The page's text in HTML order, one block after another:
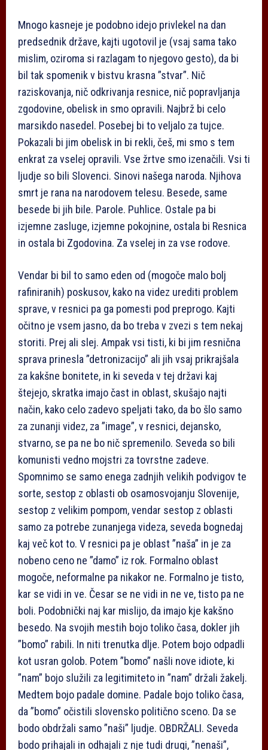
Mnogo kasneje je podobno idejo privlekel na dan
predsednik države, kajti ugotovil je (vsaj sama tako
mislim, oziroma si razlagam to njegovo gesto), da bi
bil tak spomenik v bistvu krasna ”stvar”. Nič
raziskovanja, nič odkrivanja resnice, nič popravljanja
zgodovine, obelisk in smo opravili. Najbrž bi celo
marsikdo nasedel. Posebej bi to veljalo za tujce.
Pokazali bi jim obelisk in bi rekli, češ, mi smo s tem
enkrat za vselej opravili. Vse žrtve smo izenačili. Vsi ti
ljudje so bili Slovenci. Sinovi našega naroda. Njihova
smrt je rana na narodovem telesu. Besede, same
besede bi jih bile. Parole. Puhlice. Ostale pa bi
izjemne zasluge, izjemne pokojnine, ostala bi Resnica
in ostala bi Zgodovina. Za vselej in za vse rodove.
Vendar bi bil to samo eden od (mogoče malo bolj
rafiniranih) poskusov, kako na videz urediti problem
sprave, v resnici pa ga pomesti pod preprogo. Kajti
očitno je vsem jasno, da bo treba v zvezi s tem nekaj
storiti. Prej ali slej. Ampak vsi tisti, ki bi jim resnična
sprava prinesla ”detronizacijo” ali jih vsaj prikrajšala
za kakšne bonitete, in ki seveda v tej državi kaj
štejejo, skratka imajo čast in oblast, skušajo najti
način, kako celo zadevo speljati tako, da bo šlo samo
za zunanji videz, za ”image”, v resnici, dejansko,
stvarno, se pa ne bo nič spremenilo. Seveda so bili
komunisti vedno mojstri za tovrstne zadeve.
Spomnimo se samo enega zadnjih velikih podvigov te
sorte, sestop z oblasti ob osamosvojanju Slovenije,
sestop z velikim pompom, vendar sestop z oblasti
samo za potrebe zunanjega videza, seveda bognedaj
kaj več kot to. V resnici pa je oblast ”naša” in je za
nobeno ceno ne ”damo” iz rok. Formalno oblast
mogoče, neformalne pa nikakor ne. Formalno je tisto,
kar se vidi in ve. Česar se ne vidi in ne ve, tisto pa ne
boli. Podobnički naj kar mislijo, da imajo kje kakšno
besedo. Na svojih mestih bojo toliko časa, dokler jih
”bomo” rabili. In niti trenutka dlje. Potem bojo odpadli
kot usran golob. Potem ”bomo” našli nove idiote, ki
”nam” bojo služili za legitimiteto in ”nam” držali žakelj.
Medtem bojo padale domine. Padale bojo toliko časa,
da ”bomo” očistili slovensko politično sceno. Da se
bodo obdržali samo ”naši” ljudje. OBDRŽALI. Seveda
bodo prihajali in odhajali z nje tudi drugi, ”nenaši”,